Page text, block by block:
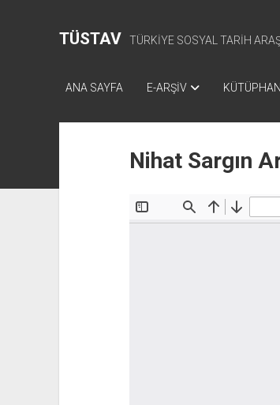
TÜSTAV TÜRKİYE SOSYAL TARİH
ANA SAYFA E-ARŞİV
Nihat Sargın